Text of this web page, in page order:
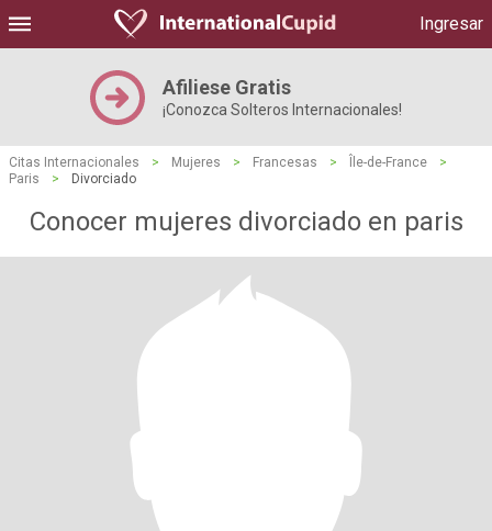
Ingresar
Afiliese Gratis
¡Conozca Solteros Internacionales!
Citas Internacionales > Mujeres > Francesas > Île-de-France
>
Paris
> Divorciado
Conocer mujeres divorciado en paris